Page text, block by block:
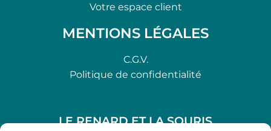
Votre espace client
MENTIONS LÉGALES
C.G.V.
Politique de confidentialité
LE RENARD ET LA SOURIS